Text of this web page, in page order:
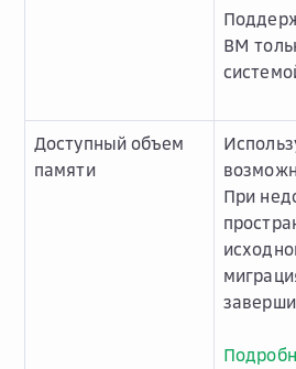
ВМ
Доступный объем
памяти
При